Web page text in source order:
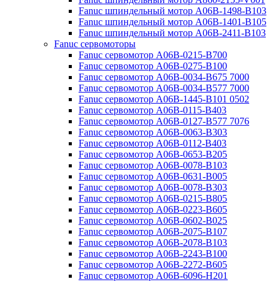
Fanuc шпиндельный мотор A06B-1498-B103
Fanuc шпиндельный мотор A06B-1401-B105
Fanuc шпиндельный мотор A06B-2411-B103
Fanuc сервомоторы
Fanuc сервомотор A06B-0215-B700
Fanuc сервомотор A06B-0275-B100
Fanuc сервомотор A06B-0034-B675 7000
Fanuc сервомотор A06B-0034-B577 7000
Fanuc сервомотор A06B-1445-B101 0502
Fanuc сервомотор A06B-0115-B403
Fanuc сервомотор A06B-0127-B577 7076
Fanuc сервомотор A06B-0063-B303
Fanuc сервомотор A06B-0112-B403
Fanuc сервомотор A06B-0653-B205
Fanuc сервомотор A06B-0078-B103
Fanuc сервомотор A06B-0631-B005
Fanuc сервомотор A06B-0078-B303
Fanuc сервомотор A06B-0215-B805
Fanuc сервомотор A06B-0223-B605
Fanuc сервомотор A06B-0602-B025
Fanuc сервомотор A06B-2075-B107
Fanuc сервомотор A06B-2078-B103
Fanuc сервомотор A06B-2243-B100
Fanuc сервомотор A06B-2272-B605
Fanuc сервомотор A06B-6096-H201